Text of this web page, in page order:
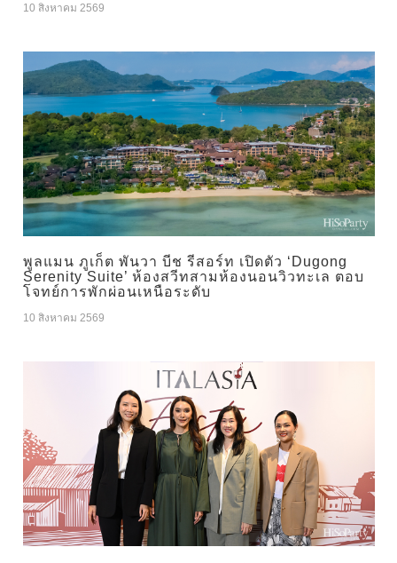
10 สิงหาคม 2569
พูลแมน ภูเก็ต พันวา บีช รีสอร์ท เปิดตัว ‘Dugong
Serenity Suite’ ห้องสวีทสามห้องนอนวิวทะเล ตอบ
โจทย์การพักผ่อนเหนือระดับ
10 สิงหาคม 2569